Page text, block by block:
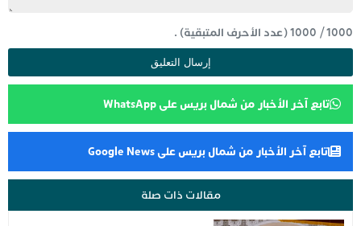
1000
/
1000(عدد الأحرف المتبقية) .
تابع آخر الأخبار من شمال بريس على WhatsApp
تابع آخر الأخبار من شمال بريس على Google News
مقالات ذات صلة